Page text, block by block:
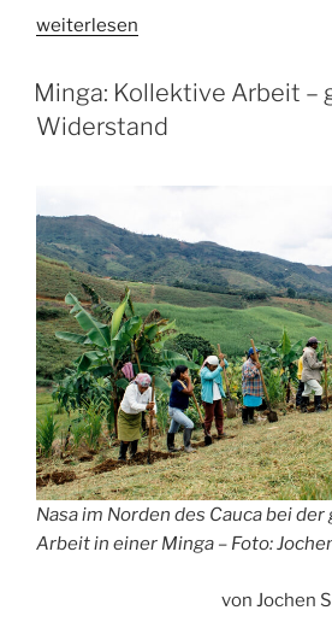
„»Wir
nicht
unsere
weiterlesen
Minga: Kollektive Arbeit –
Widerstand
Nasa im Norden des Cauca bei
Arbeit in einer Minga – Foto:
von Jochen